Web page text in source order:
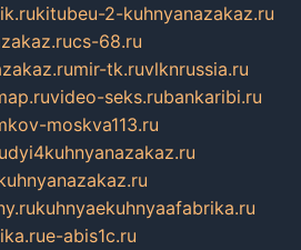
kitubeu-2-kuhnyanazakaz.ru
cs-68.ru
mir-tk.ruvlknrussia.ru
video-seks.rubankaribi.ru
moskva113.ru
kuhnyaekuhnyaafabrika.ru
e-abis1c.ru